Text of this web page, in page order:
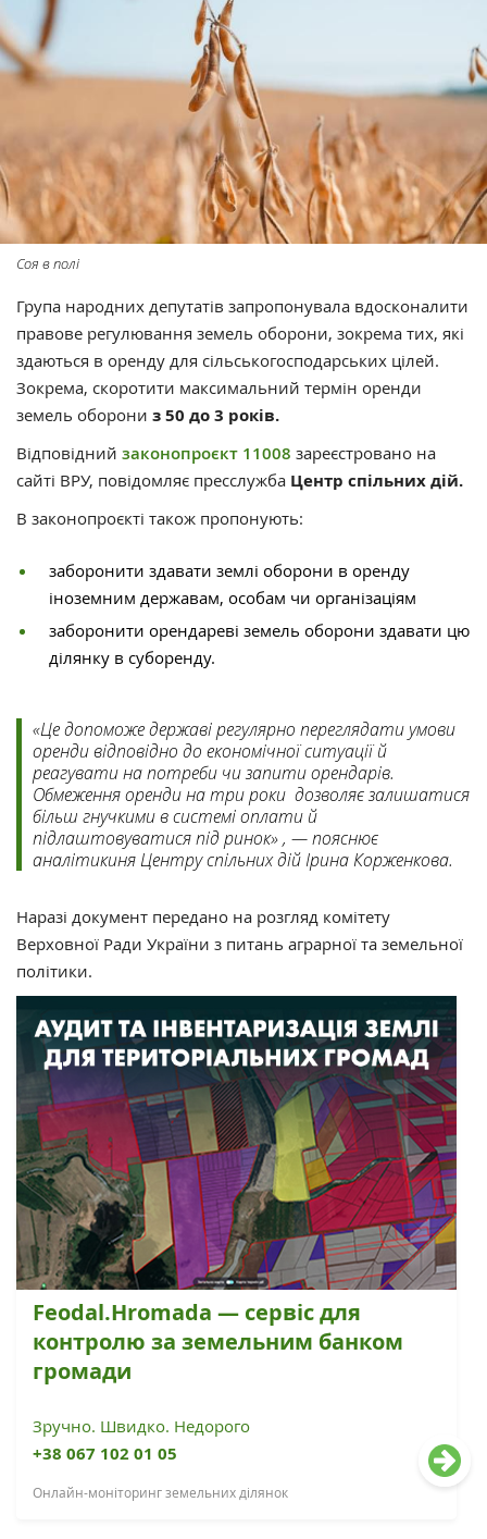
Соя в полі
Група народних депутатів запропонувала вдосконалити
правове регулювання земель оборони, зокрема тих, які
здаються в оренду для сільськогосподарських цілей.
Зокрема, скоротити максимальний термін оренди
земель оборони з 50 до 3 років.
Відповідний законопроєкт 11008 зареєстровано на
сайті ВРУ, повідомляє пресслужба Центр спільних дій.
В законопроєкті також пропонують:
заборонити здавати землі оборони в оренду
іноземним державам, особам чи організаціям
заборонити орендареві земель оборони здавати цю
ділянку в суборенду.
«Це допоможе державі регулярно переглядати умови
оренди відповідно до економічної ситуації й
реагувати на потреби чи запити орендарів.
Обмеження оренди на три роки дозволяє залишатися
більш гнучкими в системі оплати й
підлаштовуватися під ринок» , — пояснює
аналітикиня Центру спільних дій Ірина Корженкова.
Наразі документ передано на розгляд комітету
Верховної Ради України з питань аграрної та земельної
політики.
Feodal.Hromada — сервіс для
контролю за земельним банком
громади
Зручно. Швидко. Недорого
+38 067 102 01 05
Онлайн-моніторинг земельних ділянок